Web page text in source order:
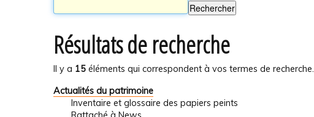
Résultats de recherche
Il y a 15 éléments qui correspondent à vos termes de recherche.
Actualités du patrimoine
Inventaire et glossaire des papiers peints